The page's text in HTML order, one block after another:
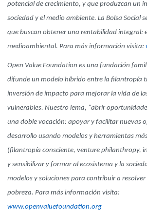
potencial de crecimiento, y que produzcan un
sociedad y el medio ambiente. La Bolsa Social
que buscan obtener una rentabilidad integral:
medioambiental. Para más información visita:
Open Value Foundation es una fundación
difunde un modelo híbrido entre la filantropía
inversión de impacto para mejorar la vida de
vulnerables. Nuestro lema, “abrir
una doble vocación: apoyar y facilitar nuevas
desarrollo usando modelos y herramientas
(filantropía consciente, venture philanthropy,
y sensibilizar y formar al ecosistema y la
modelos y soluciones para contribuir a
pobreza. Para más información visita:
www.openvaluefoundation.org